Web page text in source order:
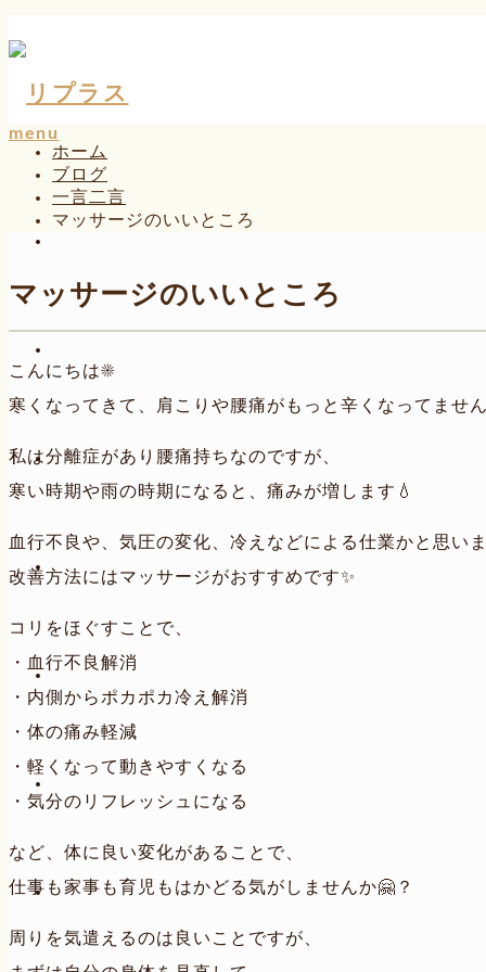
menu
ホーム
ブログ
一言二言
マッサージのいいところ
マッサージのいいところ
こんにちは☀
寒くなってきて、肩こりや腰痛がもっと辛くなってませ
私は分離症があり腰痛持ちなのですが、
寒い時期や雨の時期になると、痛みが増します💧
血行不良や、気圧の変化、冷えなどによる仕業かと思い
改善方法にはマッサージがおすすめです✨
コリをほぐすことで、
・血行不良解消
・内側からポカポカ冷え解消
・体の痛み軽減
・軽くなって動きやすくなる
・気分のリフレッシュになる
など、体に良い変化があることで、
仕事も家事も育児もはかどる気がしませんか🤗？
周りを気遣えるのは良いことですが、